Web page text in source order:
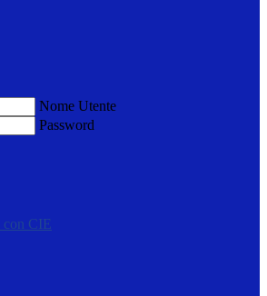
Nome Utente
Password
con CIE